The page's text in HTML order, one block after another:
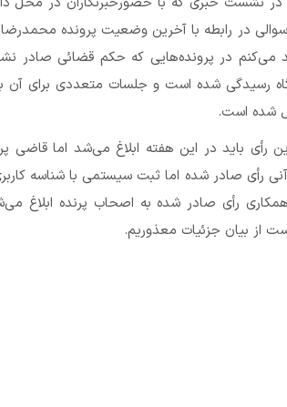
در رابطه با آخرین وضعیت پرونده
می‌کنم در پرونده‌هایی که حکم قضائی صادر
رسیدگی شده است و جلسات متعددی برای آن
شده است.
رأی باید در این هفته ابلاغ می‌شد اما قاضی
صادر شده اما ثبت سیستمی با شناسه
رأی صادر شده به اصحاب پرنده ابلاغ
از بیان جزئیات معذوریم.